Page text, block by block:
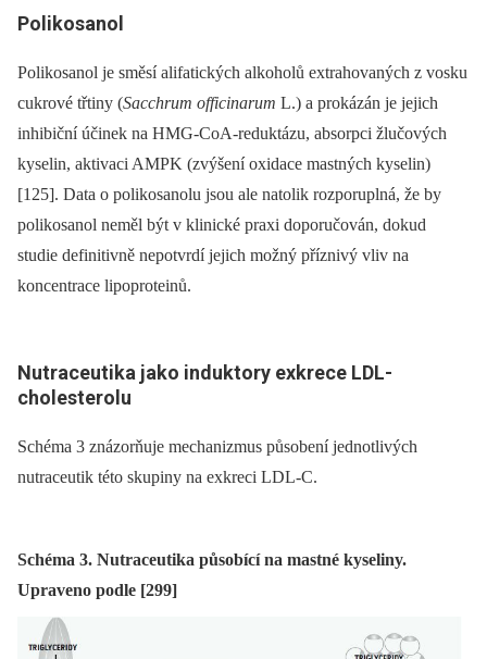
Polikosanol
Polikosanol je směsí alifatických alkoholů extrahovaných z vosku
cukrové třtiny (Sacchrum officinarum L.) a prokázán je jejich
inhibiční účinek na HMG-CoA-reduktázu, absorpci žlučových
kyselin, aktivaci AMPK (zvýšení oxidace mastných kyselin)
[125]. Data o polikosanolu jsou ale natolik rozporuplná, že by
polikosanol neměl být v klinické praxi doporučován, dokud
studie definitivně nepotvrdí jejich možný příznivý vliv na
koncentrace lipoproteinů.
Nutraceutika jako induktory exkrece LDL-
cholesterolu
Schéma 3 znázorňuje mechanizmus působení jednotlivých
nutraceutik této skupiny na exkreci LDL-C.
Schéma 3. Nutraceutika působící na mastné kyseliny.
Upraveno podle [299]